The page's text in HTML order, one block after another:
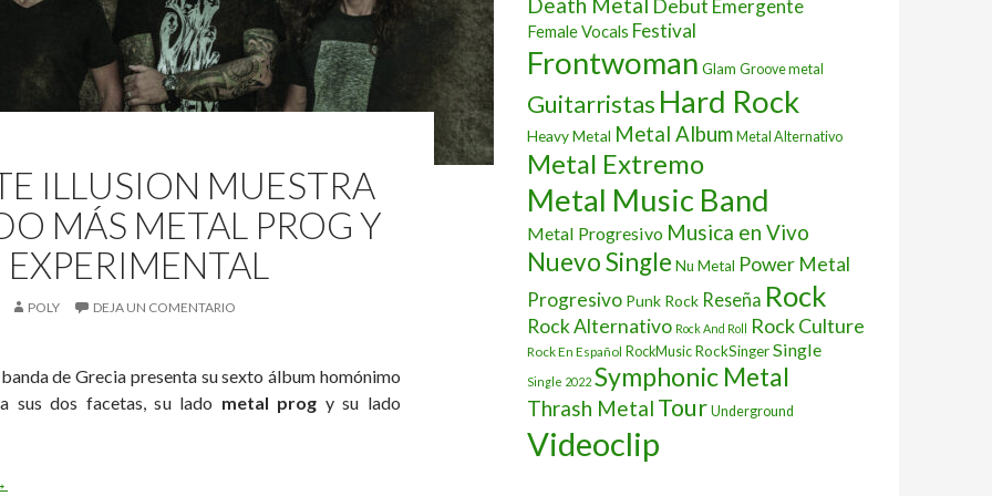
ILLUSION MUESTRA
MÁS METAL PROG Y
EXPERIMENTAL
POLY DEJA UN COMENTARIO
banda de Grecia presenta su sexto álbum homónimo
sus dos facetas, su lado metal prog y su lado
Illusion muestra su lado más metal prog y experimental
Debut Emergente
Female Vocals Festival
Frontwoman Glam Groove metal
Guitarristas Hard Rock
Heavy Metal Metal Album Metal Alternativo
Metal Extremo
Metal Music Band
Metal Progresivo Musica en Vivo
Nuevo Single Nu Metal Power Metal
Progresivo Punk Rock Reseña Rock
Rock Alternativo Rock And Roll Rock Culture
Rock En Español RockMusic RockSingerSingle
Single 2022 Symphonic Metal
Thrash Metal Tour Underground
Videoclip